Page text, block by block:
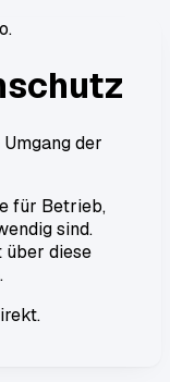
der
für Betrieb,
sind.
über diese